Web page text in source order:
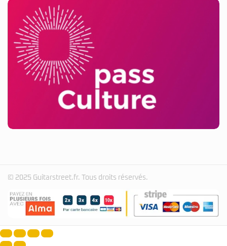
© 2025 Guitarstreet.fr. Tous droits réservés.